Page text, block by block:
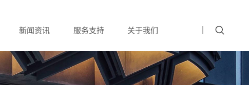
新闻资讯 服务支持 关于我们